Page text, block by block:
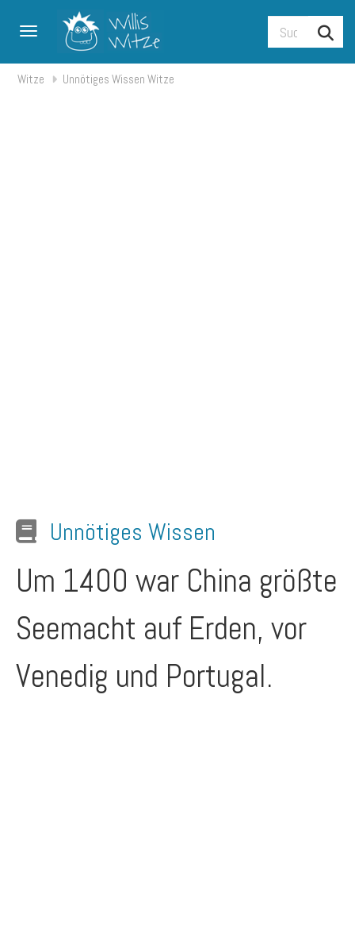
Toggle navigation
Witze Unnötiges Wissen Witze
Unnötiges Wissen
Um 1400 war China größte
Seemacht auf Erden, vor
Venedig und Portugal.